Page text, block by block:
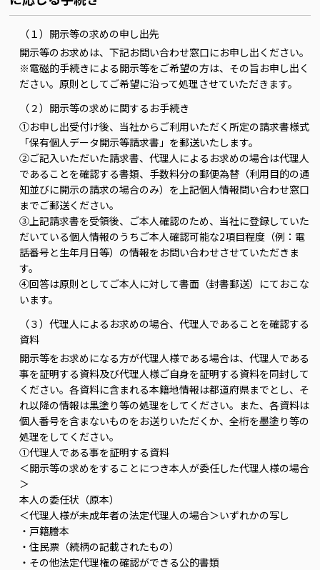
（１）開示等の求めの申し出先
開示等のお求めは、下記お問い合わせ窓口にお申し出ください。
※電磁的手続きによる開示等をご希望の方は、その旨お申し出く
ださい。原則としてご希望に沿って処理させていただきます。
（２）開示等の求めに関するお手続き
①お申し出受付け後、当社からご利用いただく所定の請求書様式
「保有個人データ開示等請求書」を郵送いたします。
②ご記入いただいた請求書、代理人によるお求めの場合は代理人
であることを確認する書類、手数料分の郵便為替（利用目的の通
知並びに開示の請求の場合のみ）を上記個人情報問い合わせ窓口
までご郵送ください。
③上記請求書を受領後、ご本人確認のため、当社に登録していた
だいている個人情報のうちご本人確認可能な2項目程度（例：電
話番号と生年月日等）の情報をお問い合わせさせていただきま
す。
④回答は原則としてご本人に対して書面（封書郵送）にておこな
います。
（３）代理人によるお求めの場合、代理人であることを確認する
資料
開示等をお求めになる方が代理人様である場合は、代理人である
事を証明する資料及び代理人様ご自身を証明する資料を同封して
ください。各資料に含まれる本籍地情報は都道府県までとし、そ
れ以降の情報は黒塗り等の処理をしてください。また、各資料は
個人番号を含まないものをお送りいただくか、全桁を墨塗り等の
処理をしてください。
①代理人である事を証明する資料
＜開示等の求めをすることにつき本人が委任した代理人様の場合
＞
本人の委任状（原本）
＜代理人様が未成年者の法定代理人の場合＞いずれかの写し
・戸籍謄本
・住民票（続柄の記載されたもの）
・その他法定代理権の確認ができる公的書類